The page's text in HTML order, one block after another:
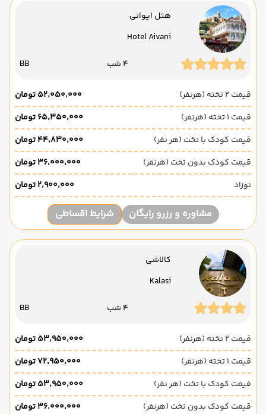
هتل ایوانی
Hotel Aivani
4 شب BB
قیمت 2 تخته (هرنفر)
۵۲٬۰۵۰٬۰۰۰ تومان
قیمت 1 تخته (هرنفر)
۶۵٬۳۵۰٬۰۰۰ تومان
قیمت کودک با تخت (هر نفر)
۴۴٬۸۳۰٬۰۰۰ تومان
قیمت کودک بدون تخت (هرنفر)
۳۶٬۰۰۰٬۰۰۰ تومان
نوزاد
۲٬۹۰۰٬۰۰۰ تومان
مشاوره و رزرو رایگان شرایط اقساطی
کالاشی
Kalasi
4 شب BB
قیمت 2 تخته (هرنفر)
۵۳٬۹۵۰٬۰۰۰ تومان
قیمت 1 تخته (هرنفر)
۷۲٬۹۵۰٬۰۰۰ تومان
قیمت کودک با تخت (هر نفر)
۵۳٬۹۵۰٬۰۰۰ تومان
قیمت کودک بدون تخت (هرنفر)
۳۶٬۰۰۰٬۰۰۰ تومان